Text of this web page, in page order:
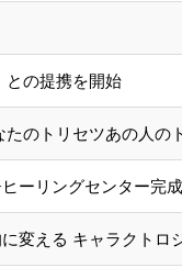
との提携を開始
のトリセツあの人の
ーリングセンター完成
変える キャラクトロ